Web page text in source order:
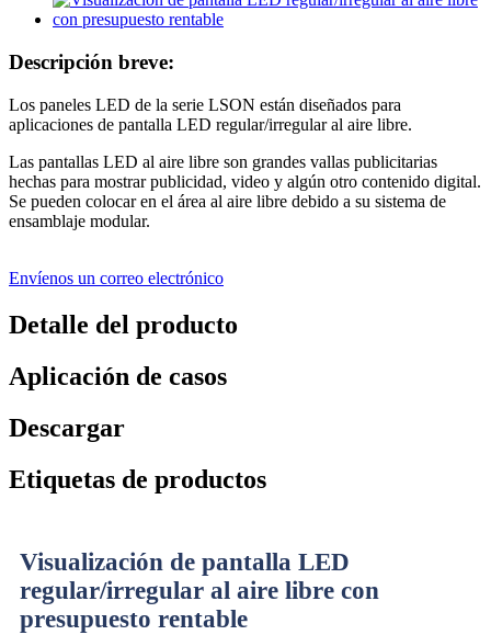
Descripción breve:
Los paneles LED de la serie LSON están diseñados para
aplicaciones de pantalla LED regular/irregular al aire libre.
Las pantallas LED al aire libre son grandes vallas publicitarias
hechas para mostrar publicidad, video y algún otro contenido digital.
Se pueden colocar en el área al aire libre debido a su sistema de
ensamblaje modular.
Envíenos un correo electrónico
Detalle del producto
Aplicación de casos
Descargar
Etiquetas de productos
Visualización de pantalla LED
regular/irregular al aire libre con
presupuesto rentable